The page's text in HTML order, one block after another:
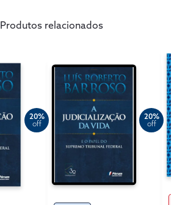
Produtos relacionados
20%
off
20%
off